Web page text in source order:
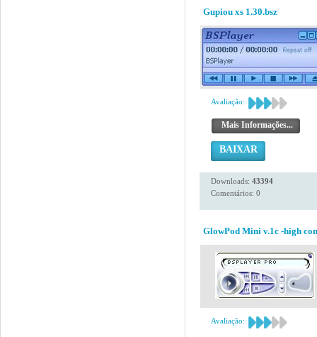
Gupiou xs 1.30.bsz
Avaliação:
Mais Informações...
BAIXAR
Downloads: 43394
Comentários: 0
GlowPod Mini v.1c -high
Avaliação: